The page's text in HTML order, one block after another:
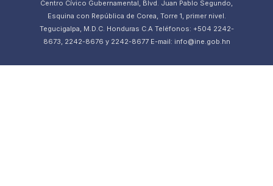
Centro Cívico Gubernamental, Blvd. Juan Pablo Segundo,
Esquina con República de Corea, Torre 1, primer nivel.
Tegucigalpa, M.D.C. Honduras C.A Teléfonos: +504 2242-
8673, 2242-8676 y 2242-8677 E-mail: info@ine.gob.hn